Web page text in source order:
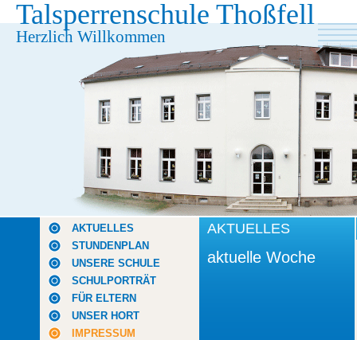
Talsperrenschule Thoßfell
Herzlich Willkommen
AKTUELLES
STUNDENPLAN
UNSERE SCHULE
SCHULPORTRÄT
FÜR ELTERN
UNSER HORT
IMPRESSUM
AKTUELLES
aktuelle Woche